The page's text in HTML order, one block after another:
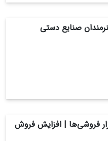
صنایع دستی
فروشی‌ها | افزایش فروش